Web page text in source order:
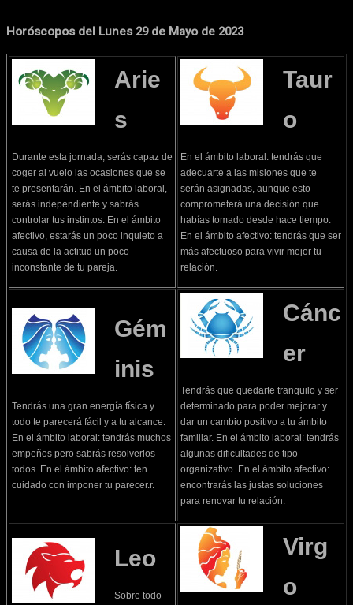
Horóscopos del Lunes 29 de Mayo de 2023
Arie
s
Durante esta jornada, serás capaz de
coger al vuelo las ocasiones que se
te presentarán. En el ámbito laboral,
serás independiente y sabrás
controlar tus instintos. En el ámbito
afectivo, estarás un poco inquieto a
causa de la actitud un poco
inconstante de tu pareja.
Taur
o
En el ámbito laboral: tendrás que
adecuarte a las misiones que te
serán asignadas, aunque esto
comprometerá una decisión que
habías tomado desde hace tiempo.
En el ámbito afectivo: tendrás que ser
más afectuoso para vivir mejor tu
relación.
Gém
inis
Tendrás una gran energía física y
todo te parecerá fácil y a tu alcance.
En el ámbito laboral: tendrás muchos
empeños pero sabrás resolverlos
todos. En el ámbito afectivo: ten
cuidado con imponer tu parecer.r.
Cánc
er
Tendrás que quedarte tranquilo y ser
determinado para poder mejorar y
dar un cambio positivo a tu ámbito
familiar. En el ámbito laboral: tendrás
algunas dificultades de tipo
organizativo. En el ámbito afectivo:
encontrarás las justas soluciones
para renovar tu relación.
Leo
Sobre todo
Virg
o